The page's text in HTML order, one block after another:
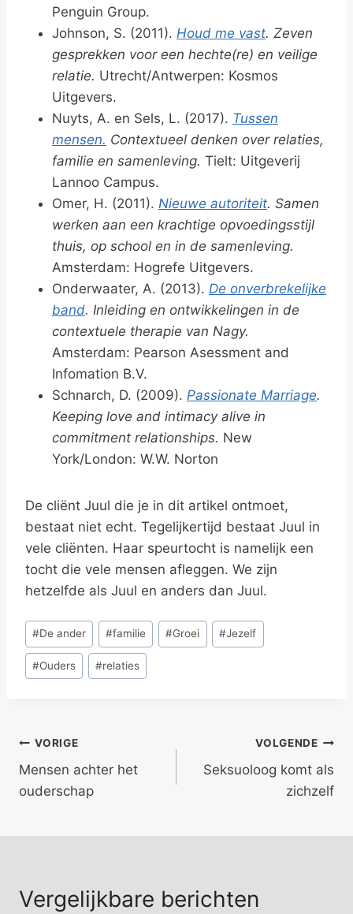
Penguin Group.
Johnson, S. (2011). Houd me vast. Zeven
gesprekken voor een hechte(re) en veilige
relatie. Utrecht/Antwerpen: Kosmos
Uitgevers.
Nuyts, A. en Sels, L. (2017). Tussen
mensen. Contextueel denken over relaties,
familie en samenleving. Tielt: Uitgeverij
Lannoo Campus.
Omer, H. (2011). Nieuwe autoriteit. Samen
werken aan een krachtige opvoedingsstijl
thuis, op school en in de samenleving.
Amsterdam: Hogrefe Uitgevers.
Onderwaater, A. (2013). De onverbrekelijke
band. Inleiding en ontwikkelingen in de
contextuele therapie van Nagy.
Amsterdam: Pearson Asessment and
Infomation B.V.
Schnarch, D. (2009). Passionate Marriage.
Keeping love and intimacy alive in
commitment relationships. New
York/London: W.W. Norton
De cliënt Juul die je in dit artikel ontmoet,
bestaat niet echt. Tegelijkertijd bestaat Juul in
vele cliënten. Haar speurtocht is namelijk een
tocht die vele mensen afleggen. We zijn
hetzelfde als Juul en anders dan Juul.
Bericht
tags:
#De ander #familie #Groei #Jezelf
#Ouders #relaties
Bericht
navigatie
VORIGE
Mensen achter het
ouderschap
VOLGENDE
Seksuoloog komt als
zichzelf
Vergelijkbare berichten